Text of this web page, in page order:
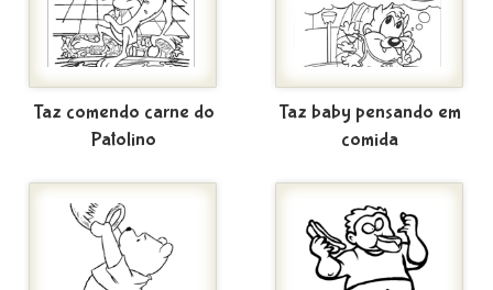
Taz comendo carne do
Patolino
Taz baby pensando em
comida